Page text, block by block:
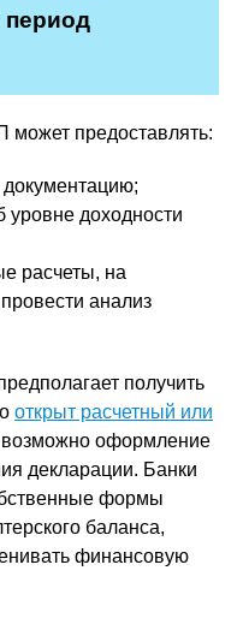
может предоставлять:
уровне доходности
расчеты, на
анализ
получить
открыт расчетный или
возможно оформление
декларации. Банки
формы
баланса,
финансовую